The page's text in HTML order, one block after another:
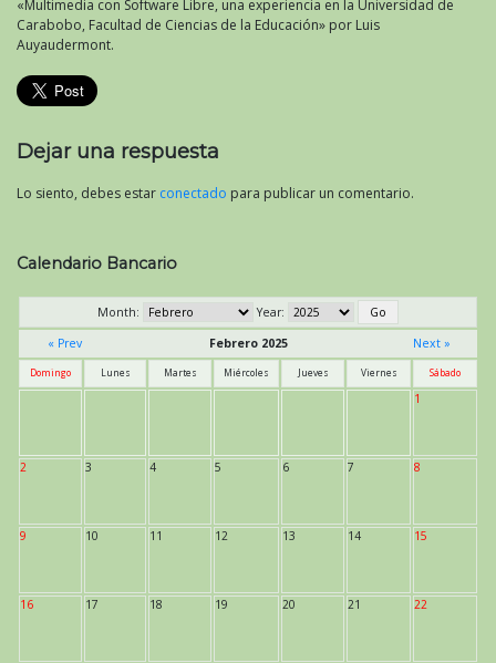
«Multimedia con Software Libre, una experiencia en la Universidad de
Carabobo, Facultad de Ciencias de la Educación» por Luis
Auyaudermont.
Dejar una respuesta
Lo siento, debes estar conectado para publicar un comentario.
Calendario Bancario
Month:
Year:
« Prev
Febrero 2025 Next »
Domingo Lunes Martes Miércoles Jueves Viernes Sábado
1
2 3 4 5 6 7 8
9 10 11 12 13 14 15
16 17 18 19 20 21 22